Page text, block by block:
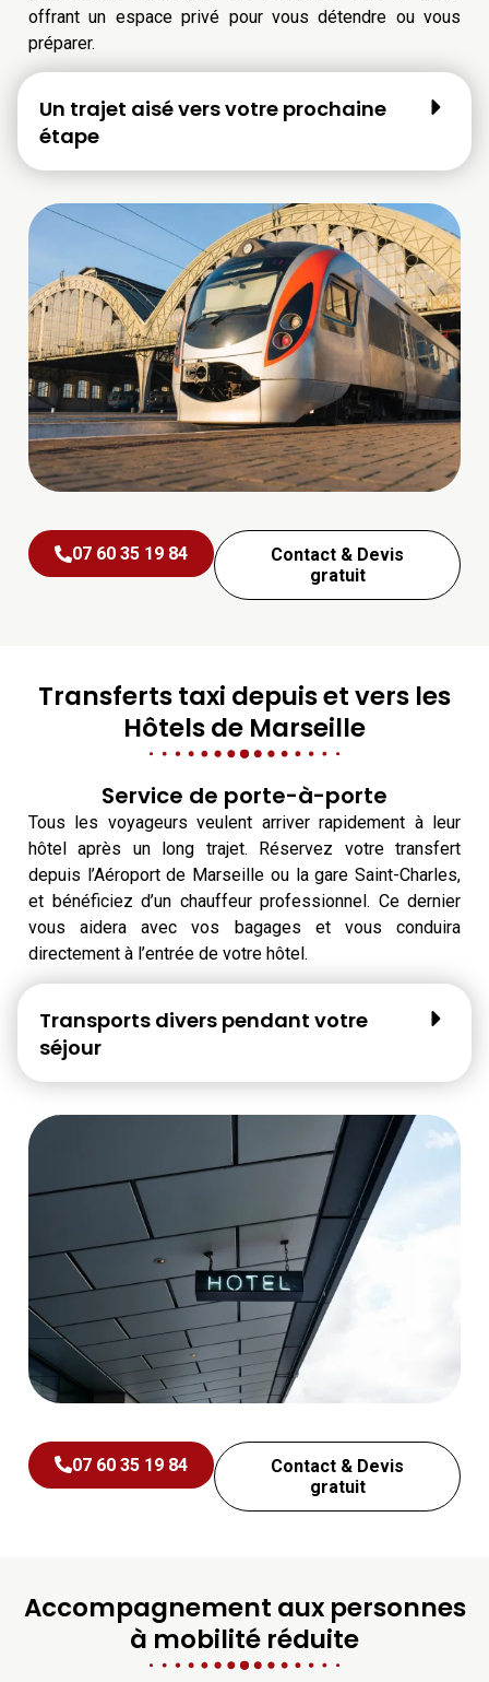
offrant un espace privé pour vous détendre ou vous
préparer.
Un trajet aisé vers votre prochaine
étape
07 60 35 19 84
Contact & Devis
gratuit
Transferts taxi depuis et vers les
Hôtels de Marseille
Service de porte-à-porte
Tous les voyageurs veulent arriver rapidement à leur
hôtel après un long trajet. Réservez votre transfert
depuis l’Aéroport de Marseille ou la gare Saint-Charles,
et bénéficiez d’un chauffeur professionnel. Ce dernier
vous aidera avec vos bagages et vous conduira
directement à l’entrée de votre hôtel.
Transports divers pendant votre
séjour
07 60 35 19 84
Contact & Devis
gratuit
Accompagnement aux personnes
à mobilité réduite